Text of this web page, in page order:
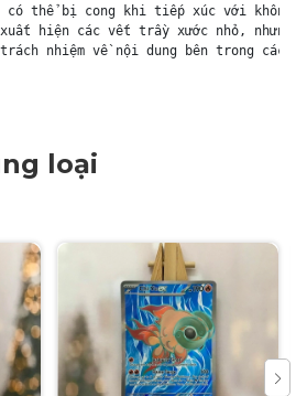
có thể bị cong khi tiếp xúc với
hiện các vết trầy xước nhỏ,
trách nhiệm về nội dung bên trong
loại